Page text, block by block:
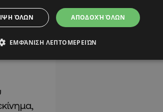
ΑΠΟΔΟΧΉ ΌΛΩΝ
ΌΛΩΝ
ΕΜΦΆΝΙΣΗ ΛΕΠΤΟΜΕΡΕΙΏΝ